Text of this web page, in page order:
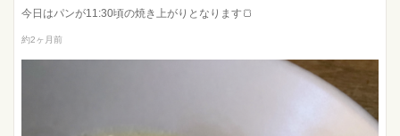
今日はパンが11:30頃の焼き上がりとなります🍞
約2ヶ月前